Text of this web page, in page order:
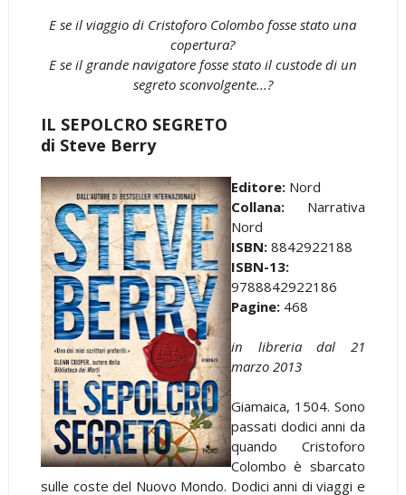
E se il viaggio di Cristoforo Colombo fosse stato una
copertura?
E se il grande navigatore fosse stato il custode di un
segreto sconvolgente...?
IL SEPOLCRO SEGRETO
di Steve Berry
Editore:Nord
Collana:Narrativa
Nord
ISBN:8842922188
ISBN-13:
9788842922186
Pagine:468
in libreria dal 21
marzo 2013
Giamaica, 1504. Sono
passati dodici anni da
quando Cristoforo
Colombo è sbarcato
sulle coste del Nuovo Mondo. Dodici anni di viaggi e